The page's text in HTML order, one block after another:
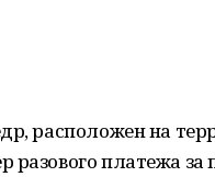
расположен на
платежа за